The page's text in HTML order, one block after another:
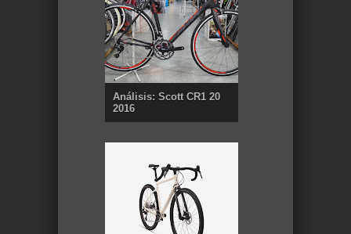
Análisis: Scott CR1 20
2016